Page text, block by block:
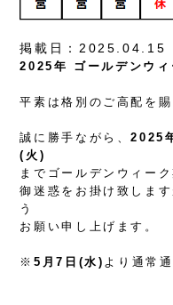
掲載日：2025.04.15
2025年 ゴールデンウィ
平素は格別のご高配を
誠に勝手ながら、2025
(火)
までゴールデンウィー
御迷惑をお掛け致しま
う
お願い申し上げます。
※5月7日(水) より通常